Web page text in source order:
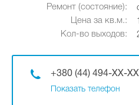
Ремонт (состояние):
Цена за кв.м.:
Кол-во выходов:
+380 (44) 494-XX-XX
Показать телефон